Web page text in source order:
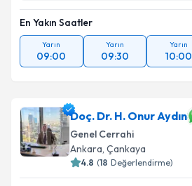
En Yakın Saatler
Yarın
09:00
Yarın
09:30
Yarın
10:00
Doç. Dr. H. Onur Aydın
Genel Cerrahi
Ankara, Çankaya
4.8 (18 Değerlendirme)